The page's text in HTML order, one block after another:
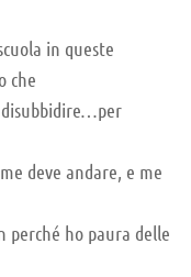
in queste
che
deve andare, e me
perché ho paura delle